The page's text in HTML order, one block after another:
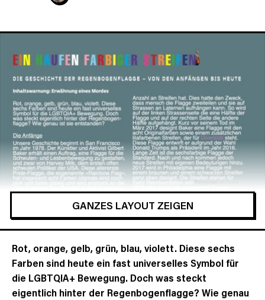
GANZES LAYOUT ZEIGEN
Rot, orange, gelb, grün, blau, violett. Diese sechs
Farben sind heute ein fast universelles Symbol für
die LGBTQIA+ Bewegung. Doch was steckt
eigentlich hinter der Regenbogenflagge? Wie genau